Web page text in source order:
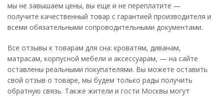
мы не завышаем цены, вы еще и не переплатите —
получите качественный товар с гарантией производителя и
всеми обязательными сопроводительными документами.
Все отзывы к товарам для сна: кроватям, диванам,
матрасам, корпусной мебели и аксессуарам, — на сайте
оставлены реальными покупателями. Вы можете оставить
свой отзыв о товаре, мы будем только рады получить
обратную связь. Также жители и гости Москвы могут